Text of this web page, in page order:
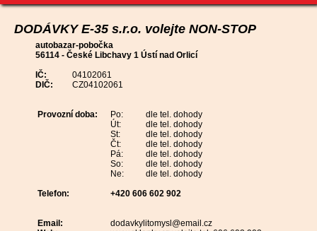
Pátek:
dle tel. dohody
Sobota:
dle tel. dohody
Neděle:
DODÁVKY E-35 s.r.o. volejte NON-STOP
autobazar-pobočka
56114 - České Libchavy 1 Ústí nad Orlicí
IČ:
04102061
DIČ:
CZ04102061
Provozní doba: Po:
dle tel. dohody
Út:
dle tel. dohody
St:
dle tel. dohody
Čt:
dle tel. dohody
Pá:
dle tel. dohody
So:
dle tel. dohody
Ne:
dle tel. dohody
Telefon:
+420 606 602 902
Email:
dodavkylitomysl@email.cz